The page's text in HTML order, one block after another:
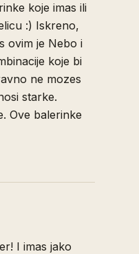
koje imas ili
:) Iskreno,
ovim je Nebo i
koje bi
ne mozes
starke.
Ove balerinke
I imas jako